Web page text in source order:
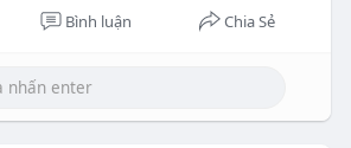
Bình luận Chia Sẻ